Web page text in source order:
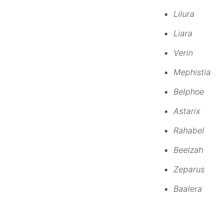
Lilura
Liara
Verin
Mephistia
Belphoe
Astarix
Rahabel
Beelzah
Zeparus
Baalera